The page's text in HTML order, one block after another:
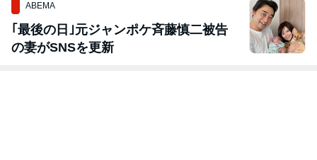
ABEMA
｢最後の日｣元ジャンポケ斉藤慎二被告
の妻がSNSを更新